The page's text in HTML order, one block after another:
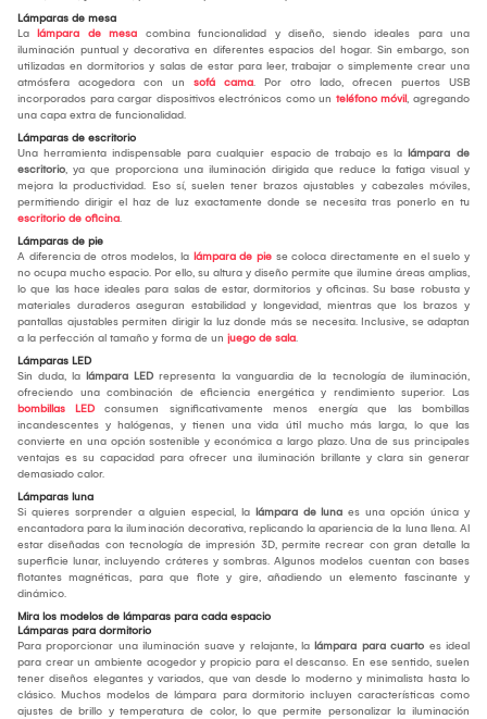
Lámparas de mesa
La lámpara de mesa combina funcionalidad y diseño, siendo ideales para una
iluminación puntual y decorativa en diferentes espacios del hogar. Sin embargo, son
utilizadas en dormitorios y salas de estar para leer, trabajar o simplemente crear una
atmósfera acogedora con un sofá cama. Por otro lado, ofrecen puertos USB
incorporados para cargar dispositivos electrónicos como un teléfono móvil, agregando
una capa extra de funcionalidad.
Lámparas de escritorio
Una herramienta indispensable para cualquier espacio de trabajo es la lámpara de
escritorio, ya que proporciona una iluminación dirigida que reduce la fatiga visual y
mejora la productividad. Eso sí, suelen tener brazos ajustables y cabezales móviles,
permitiendo dirigir el haz de luz exactamente donde se necesita tras ponerlo en tu
escritorio de oficina.
Lámparas de pie
A diferencia de otros modelos, la lámpara de pie se coloca directamente en el suelo y
no ocupa mucho espacio. Por ello, su altura y diseño permite que ilumine áreas amplias,
lo que las hace ideales para salas de estar, dormitorios y oficinas. Su base robusta y
materiales duraderos aseguran estabilidad y longevidad, mientras que los brazos y
pantallas ajustables permiten dirigir la luz donde más se necesita. Inclusive, se adaptan
a la perfección al tamaño y forma de un juego de sala.
Lámparas LED
Sin duda, la lámpara LED representa la vanguardia de la tecnología de iluminación,
ofreciendo una combinación de eficiencia energética y rendimiento superior. Las
bombillas LEDconsumen significativamente menos energía que las bombillas
incandescentes y halógenas, y tienen una vida útil mucho más larga, lo que las
convierte en una opción sostenible y económica a largo plazo. Una de sus principales
ventajas es su capacidad para ofrecer una iluminación brillante y clara sin generar
demasiado calor.
Lámparas luna
Si quieres sorprender a alguien especial, la lámpara de luna es una opción única y
encantadora para la iluminación decorativa, replicando la apariencia de la luna llena. Al
estar diseñadas con tecnología de impresión 3D, permite recrear con gran detalle la
superficie lunar, incluyendo cráteres y sombras. Algunos modelos cuentan con bases
flotantes magnéticas, para que flote y gire, añadiendo un elemento fascinante y
dinámico.
Mira los modelos de lámparas para cada espacio
Lámparas para dormitorio
Para proporcionar una iluminación suave y relajante, la lámpara para cuarto es ideal
para crear un ambiente acogedor y propicio para el descanso. En ese sentido, suelen
tener diseños elegantes y variados, que van desde lo moderno y minimalista hasta lo
clásico. Muchos modelos de lámpara para dormitorio incluyen características como
ajustes de brillo y temperatura de color, lo que permite personalizar la iluminación